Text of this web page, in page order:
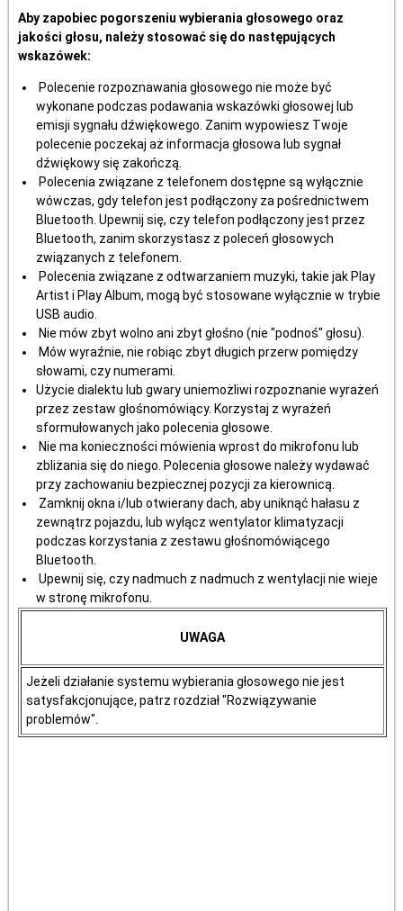
Aby zapobiec pogorszeniu wybierania głosowego oraz
jakości głosu, należy stosować się do następujących
wskazówek:
Polecenie rozpoznawania głosowego nie może być
wykonane podczas podawania wskazówki głosowej lub
emisji sygnału dźwiękowego. Zanim wypowiesz Twoje
polecenie poczekaj aż informacja głosowa lub sygnał
dźwiękowy się zakończą.
Polecenia związane z telefonem dostępne są wyłącznie
wówczas, gdy telefon jest podłączony za pośrednictwem
Bluetooth. Upewnij się, czy telefon podłączony jest przez
Bluetooth, zanim skorzystasz z poleceń głosowych
związanych z telefonem.
Polecenia związane z odtwarzaniem muzyki, takie jak Play
Artist i Play Album, mogą być stosowane wyłącznie w trybie
USB audio.
Nie mów zbyt wolno ani zbyt głośno (nie "podnoś" głosu).
Mów wyraźnie, nie robiąc zbyt długich przerw pomiędzy
słowami, czy numerami.
Użycie dialektu lub gwary uniemożliwi rozpoznanie wyrażeń
przez zestaw głośnomówiący. Korzystaj z wyrażeń
sformułowanych jako polecenia głosowe.
Nie ma konieczności mówienia wprost do mikrofonu lub
zbliżania się do niego. Polecenia głosowe należy wydawać
przy zachowaniu bezpiecznej pozycji za kierownicą.
Zamknij okna i/lub otwierany dach, aby uniknąć hałasu z
zewnątrz pojazdu, lub wyłącz wentylator klimatyzacji
podczas korzystania z zestawu głośnomówiącego
Bluetooth.
Upewnij się, czy nadmuch z nadmuch z wentylacji nie wieje
w stronę mikrofonu.
UWAGA
Jeżeli działanie systemu wybierania głosowego nie jest
satysfakcjonujące, patrz rozdział "Rozwiązywanie
problemów".